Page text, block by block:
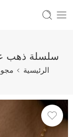
سلسلة ذهب عيار 18 بناتية أنيقة
الرئيسية